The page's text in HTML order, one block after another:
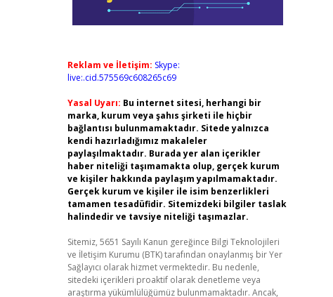
Reklam ve İletişim: Skype:
live:.cid.575569c608265c69
Yasal Uyarı: Bu internet sitesi, herhangi bir
marka, kurum veya şahıs şirketi ile hiçbir
bağlantısı bulunmamaktadır. Sitede yalnızca
kendi hazırladığımız makaleler
paylaşılmaktadır. Burada yer alan içerikler
haber niteliği taşımamakta olup, gerçek kurum
ve kişiler hakkında paylaşım yapılmamaktadır.
Gerçek kurum ve kişiler ile isim benzerlikleri
tamamen tesadüfidir. Sitemizdeki bilgiler taslak
halindedir ve tavsiye niteliği taşımazlar.
Sitemiz, 5651 Sayılı Kanun gereğince Bilgi Teknolojileri
ve İletişim Kurumu (BTK) tarafından onaylanmış bir Yer
Sağlayıcı olarak hizmet vermektedir. Bu nedenle,
sitedeki içerikleri proaktif olarak denetleme veya
araştırma yükümlülüğümüz bulunmamaktadır. Ancak,